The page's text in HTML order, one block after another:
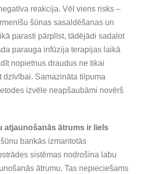
reakcija. Vēl viens risks –
šūnas sasaldēšanas un
parasti pārplīst, tādējādi sadalot
parauga infūzija terapijas laikā
nopietnus draudus ne tikai
dzīvībai. Samazināta tilpuma
izvēle neapšaubāmi novērš
atjaunošanās ātrums ir liels
bankās izmantotās
sistēmas nodrošina labu
ātrumu. Tas nepieciešams